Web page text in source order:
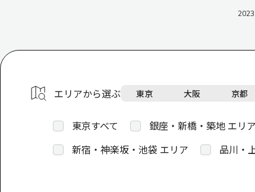
エリアから選ぶ 東京 大阪 京都
東京すべて 銀座・新橋・築地 エリア
新宿・神楽坂・池袋 エリア
品川・